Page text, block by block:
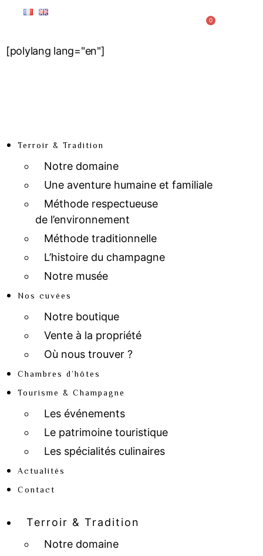
[polylang lang="en"]
0
Terroir & Tradition
Notre domaine
Une aventure humaine et familiale
Méthode respectueuse
de l’environnement
Méthode traditionnelle
L’histoire du champagne
Notre musée
Nos cuvées
Notre boutique
Vente à la propriété
Où nous trouver ?
Chambres d’hôtes
Tourisme & Champagne
Les événements
Le patrimoine touristique
Les spécialités culinaires
Actualités
Contact
Terroir & Tradition
Notre domaine